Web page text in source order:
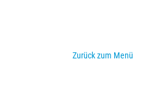
Zurück zum Menü